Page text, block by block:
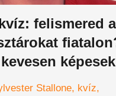
felismered a
Stallone kvíz